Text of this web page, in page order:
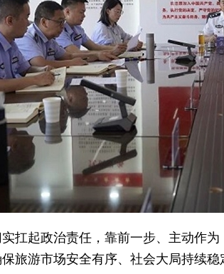
扛起政治责任，靠前一步、主动作
旅游市场安全有序、社会大局持续稳